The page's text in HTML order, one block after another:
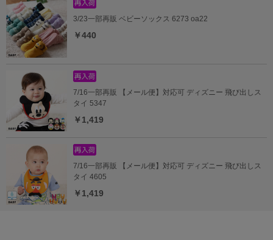
3/23一部再販 ベビーソックス 6273 oa22
￥440
7/16一部再販 【メール便】対応可 ディズニー 飛び出しス
タイ 5347
￥1,419
7/16一部再販 【メール便】対応可 ディズニー 飛び出しス
タイ 4605
￥1,419